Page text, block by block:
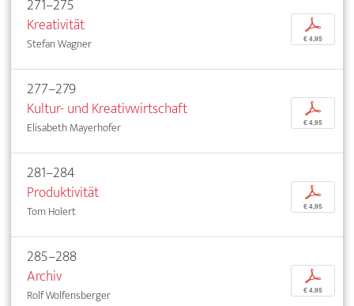
271–275
Kreativität
Stefan Wagner
p
€ 4,95
277–279
Kultur- und Kreativwirtschaft
Elisabeth Mayerhofer
p
€ 4,95
281–284
Produktivität
Tom Holert
p
€ 4,95
285–288
Archiv
Rolf Wolfensberger
p
€ 4,95